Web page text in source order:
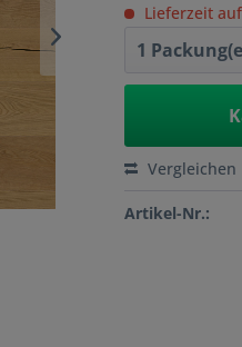
Lieferzeit
Vergleichen
Artikel-Nr.: